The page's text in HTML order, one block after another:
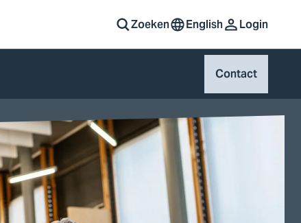
Zoeken
English Login
Contact